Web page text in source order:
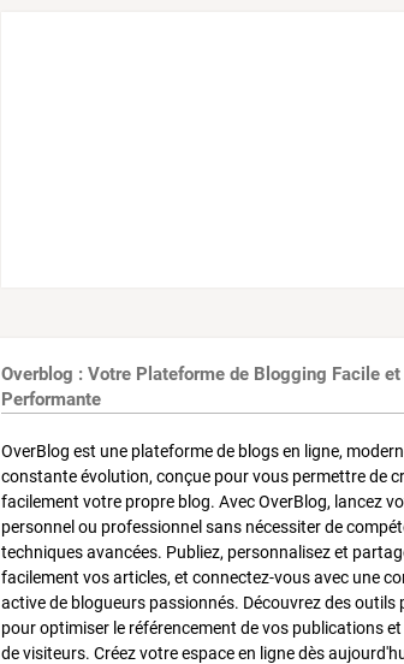
Overblog : Votre Plateforme de Blogging Facile et
Performante
OverBlog est une plateforme de blogs en ligne,
constante évolution, conçue pour vous permettre de
facilement votre propre blog. Avec OverBlog, lancez
personnel ou professionnel sans nécessiter de
techniques avancées. Publiez, personnalisez et
facilement vos articles, et connectez-vous avec une
active de blogueurs passionnés. Découvrez des outils
pour optimiser le référencement de vos publications
de visiteurs. Créez votre espace en ligne dès